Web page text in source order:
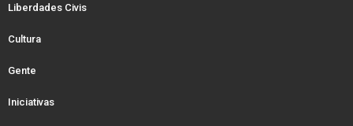
Liberdades Civis
Cultura
Gente
Iniciativas